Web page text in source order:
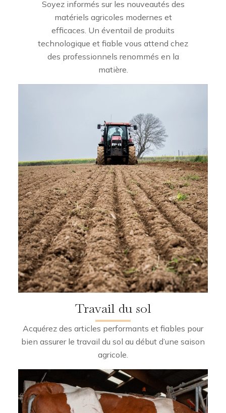
Soyez informés sur les nouveautés des
matériels agricoles modernes et
efficaces. Un éventail de produits
technologique et fiable vous attend chez
des professionnels renommés en la
matière.
Travail du sol
Acquérez des articles performants et fiables pour
bien assurer le travail du sol au début d’une saison
agricole.